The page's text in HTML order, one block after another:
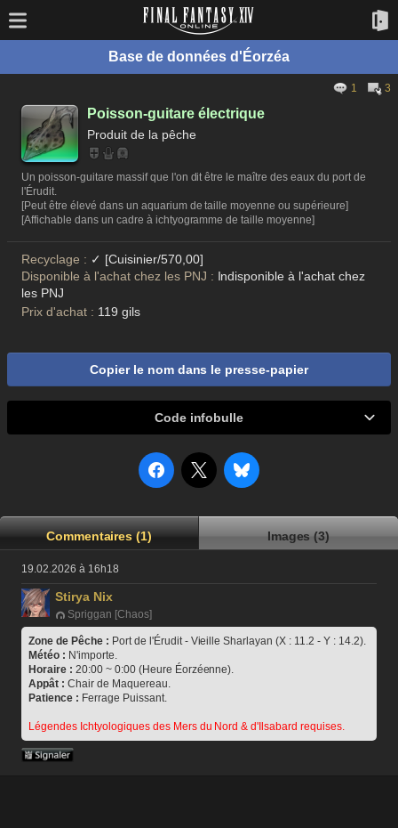
Base de données d'Éorzéa
1 3
Poisson-guitare électrique
Produit de la pêche
Un poisson-guitare massif que l'on dit être le maître des eaux du port de
l'Érudit.
[Peut être élevé dans un aquarium de taille moyenne ou supérieure]
[Affichable dans un cadre à ichtyogramme de taille moyenne]
Recyclage : ✓ [Cuisinier/570,00]
Disponible à l'achat chez les PNJ : Indisponible à l'achat chez
les PNJ
Prix d'achat : 119 gils
Copier le nom dans le presse-papier
Code infobulle
Commentaires (1) Images (3)
19.02.2026 à 16h18
Stirya Nix
Spriggan [Chaos]
Zone de Pêche : Port de l'Érudit - Vieille Sharlayan (X : 11.2 - Y : 14.2).
Météo : N'importe.
Horaire : 20:00 ~ 0:00 (Heure Éorzéenne).
Appât : Chair de Maquereau.
Patience : Ferrage Puissant.
Légendes Ichtyologiques des Mers du Nord & d'Ilsabard requises.